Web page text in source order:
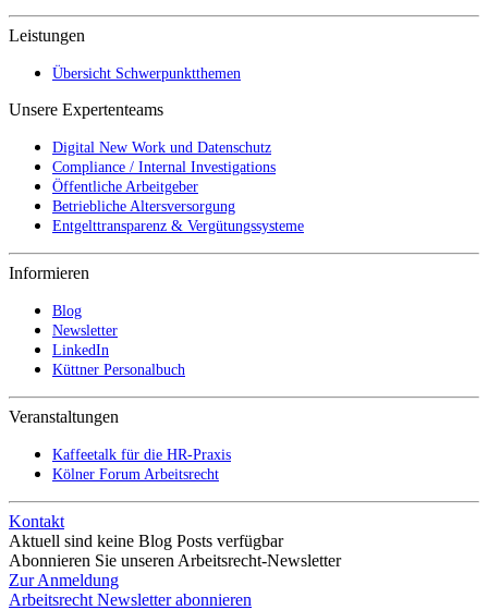
Leistungen
Übersicht Schwerpunktthemen
Unsere Expertenteams
Digital New Work und Datenschutz
Compliance / Internal Investigations
Öffentliche Arbeitgeber
Betriebliche Altersversorgung
Entgelttransparenz & Vergütungssysteme
Informieren
Blog
Newsletter
LinkedIn
Küttner Personalbuch
Veranstaltungen
Kaffeetalk für die HR-Praxis
Kölner Forum Arbeitsrecht
Kontakt
Aktuell sind keine Blog Posts verfügbar
Abonnieren Sie unseren Arbeitsrecht-Newsletter
Zur Anmeldung
Arbeitsrecht Newsletter abonnieren